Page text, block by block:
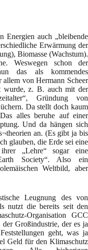
Energien auch „bleibende
Erwärmung der
Biomasse (Wachstum).
Weswegen schon der
das als kommendes
allem von Hermann Scheer
wurde, z. B. auch mit der
Gründung von
Da stellt doch kaum
alles beruhe auf einer
Und da hängen sich
an. (Es gibt ja bis
glauben, die Erde sei eine
„Lehre“ sogar eine
Society“. Also ein
Weltbild, aber
Leugnung des von
nutzt die bereits seit den
Organisation GCC
Großindustrie, der es ja
geht, was ja
Geld für den Klimaschutz